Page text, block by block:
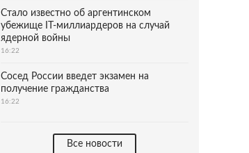
Стало известно об аргентинском
убежище IT-миллиардеров на случай
ядерной войны
16:22
Сосед России введет экзамен на
получение гражданства
16:22
Все новости